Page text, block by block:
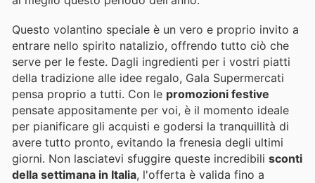
Questo volantino speciale è un vero e proprio invito a
entrare nello spirito natalizio, offrendo tutto ciò che
serve per le feste. Dagli ingredienti per i vostri piatti
della tradizione alle idee regalo, Gala Supermercati
pensa proprio a tutti. Con le promozioni festive
pensate appositamente per voi, è il momento ideale
per pianificare gli acquisti e godersi la tranquillità di
avere tutto pronto, evitando la frenesia degli ultimi
giorni. Non lasciatevi sfuggire queste incredibili sconti
della settimana in Italia, l'offerta è valida fino a